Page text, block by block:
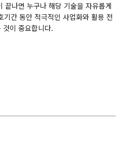
끝나면 누구나 해당 기술을 자유롭게
간 동안 적극적인 사업화와 활용 전
것이 중요합니다.